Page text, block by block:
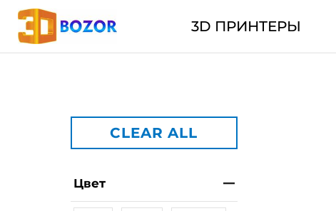
3D ПРИНТЕРЫ
CLEAR ALL
Цвет